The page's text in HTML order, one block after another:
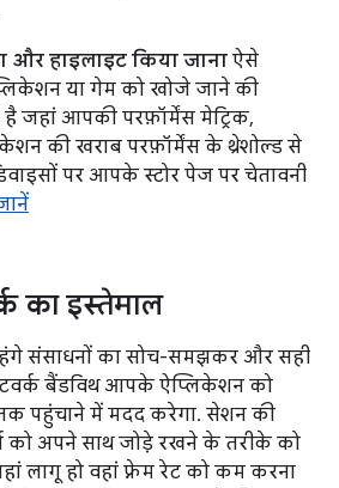
और हाइलाइट किया जाना ऐसे
या गेम को खोजे जाने की
जहां आपकी परफ़ॉर्मेंस मेट्रिक,
की खराब परफ़ॉर्मेंस के थ्रेशोल्ड से
पर आपके स्टोर पेज पर चेतावनी
का इस्तेमाल
संसाधनों का सोच-समझकर और सही
बैंडविथ आपके ऐप्लिकेशन को
तक पहुंचाने में मदद करेगा. सेशन की
को अपने साथ जोड़े रखने के तरीके को
लागू हो वहां फ़्रेम रेट को कम करना